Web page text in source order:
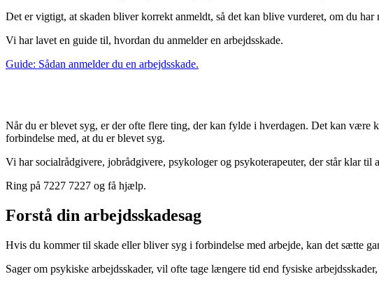
Det er vigtigt, at skaden bliver korrekt anmeldt, så det kan blive vurderet, om du har
Vi har lavet en guide til, hvordan du anmelder en arbejdsskade.
Guide: Sådan anmelder du en arbejdsskade.
Når du er blevet syg, er der ofte flere ting, der kan fylde i hverdagen. Det kan
forbindelse med, at du er blevet syg.
Vi har socialrådgivere, jobrådgivere, psykologer og psykoterapeuter, der står klar til
Ring på 7227 7227 og få hjælp.
Forstå din arbejdsskadesag
Hvis du kommer til skade eller bliver syg i forbindelse med arbejde, kan det sætte
Sager om psykiske arbejdsskader, vil ofte tage længere tid end fysiske